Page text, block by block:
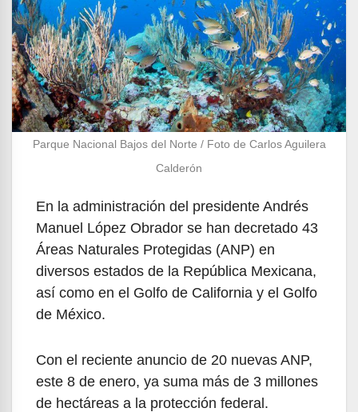
Parque Nacional Bajos del Norte / Foto de Carlos Aguilera
Calderón
En la administración del presidente Andrés
Manuel López Obrador se han decretado 43
Áreas Naturales Protegidas (ANP) en
diversos estados de la República Mexicana,
así como en el Golfo de California y el Golfo
de México.
Con el reciente anuncio de 20 nuevas ANP,
este 8 de enero, ya suma más de 3 millones
de hectáreas a la protección federal.